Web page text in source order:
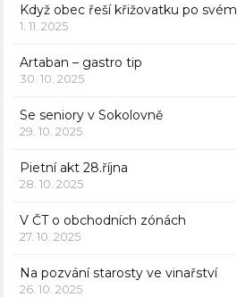
Když obec řeší křižovatku po svém
1. 11. 2025
Artaban – gastro tip
30. 10. 2025
Se seniory v Sokolovně
29. 10. 2025
Pietní akt 28.října
28. 10. 2025
V ČT o obchodních zónách
27. 10. 2025
Na pozvání starosty ve vinařství
26. 10. 2025